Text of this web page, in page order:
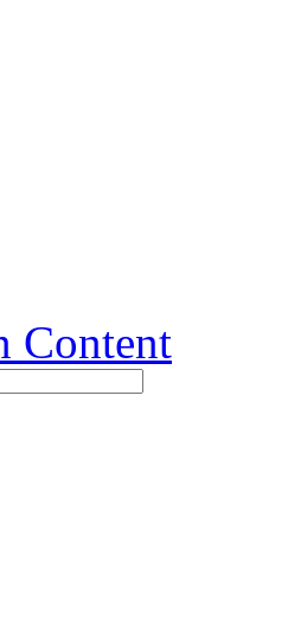
Content